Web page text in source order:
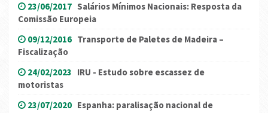
23/06/2017 Salários Mínimos Nacionais: Resposta da
Comissão Europeia
09/12/2016 Transporte de Paletes de Madeira –
Fiscalização
24/02/2023 IRU - Estudo sobre escassez de
motoristas
23/07/2020 Espanha: paralisação nacional de